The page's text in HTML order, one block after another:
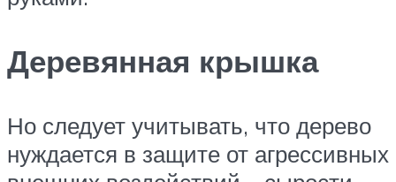
Деревянная крышка
Но следует учитывать, что дерево
нуждается в защите от агрессивных